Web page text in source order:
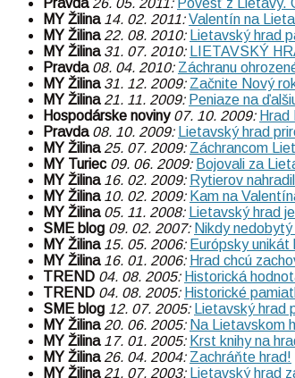
MY Žilina14. 02. 2011: Valentín na
MY Žilina 22. 08. 2010:
Lietavský hrad
MY Žilina 31. 07. 2010:
LIETAVSKÝ
Pravda 08. 04. 2010: Záchranu
MY Žilina 31. 12. 2009: Začnite Nový
MY Žilina 21. 11. 2009: Peniaze na
Hospodárske noviny07. 10. 2009:
Pravda08. 10. 2009:
Lietavský hrad
MY Žilina 25. 07. 2009: Záchrancom
MY Turiec 09. 06. 2009: Bojovali za
MY Žilina 16. 02. 2009: Rytierov
MY Žilina 10. 02. 2009: Kam na
MY Žilina 05. 11. 2008:
Lietavský hrad
SME blog 09. 02. 2007: Nikdy nedobytý
MY Žilina 15. 05. 2006: Európsky unikát
MY Žilina 16. 01. 2006: Hrad chcú
TREND 04. 08. 2005: Historická
TREND 04. 08. 2005: Historické
SME blog 12. 07. 2005:
Lietavský hrad
MY Žilina 20. 06. 2005: Na Lietavskom
MY Žilina 17. 01. 2005: Krst knihy na
MY Žilina 26. 04. 2004: Zachráňte hrad!
MY Žilina 21. 07. 2003: Lietavský hrad